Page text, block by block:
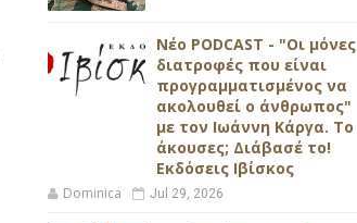
Νέο PODCAST - "Οι μόνες
διατροφές που είναι
προγραμματισμένος να
ακολουθεί ο άνθρωπος"
με τον Ιωάννη Κάργα. Το
άκουσες; Διάβασέ το!
Εκδόσεις Ιβίσκος
Dominica Jul 29, 2026